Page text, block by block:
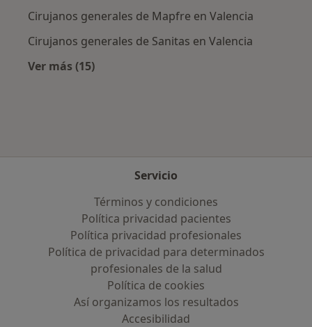
Cirujanos generales de Mapfre en Valencia
Cirujanos generales de Sanitas en Valencia
Ver más (15)
Servicio
Términos y condiciones
Política privacidad pacientes
Política privacidad profesionales
Política de privacidad para determinados
profesionales de la salud
Política de cookies
Así organizamos los resultados
Accesibilidad